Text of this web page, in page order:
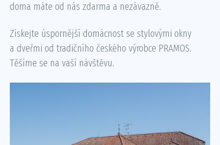
doma máte od nás zdarma a nezávazně.
Získejte úspornější domácnost se stylovými okny
a dveřmi od tradičního českého výrobce PRAMOS.
Těšíme se na vaší návštěvu.